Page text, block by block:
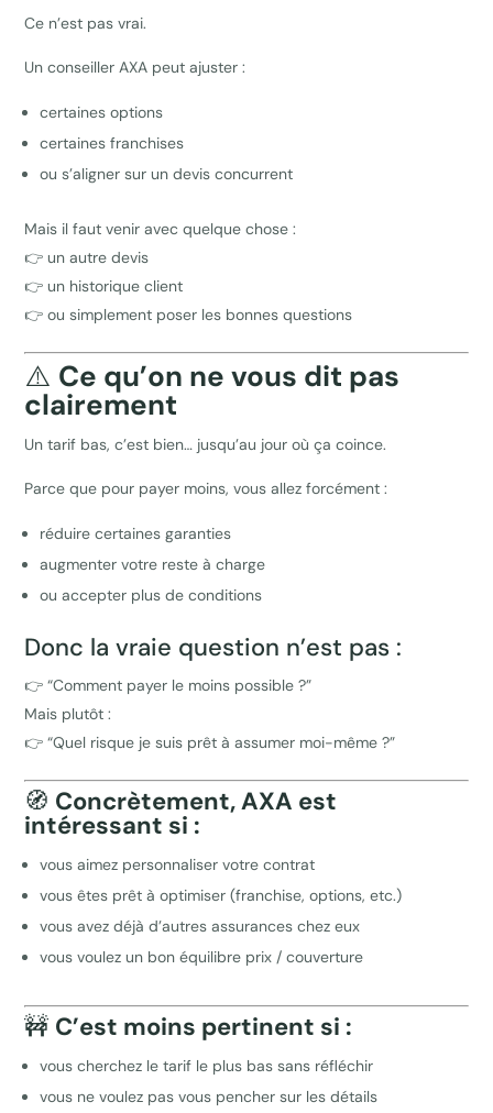
Ce n’est pas vrai.
Un conseiller AXA peut ajuster :
certaines options
certaines franchises
ou s’aligner sur un devis concurrent
Mais il faut venir avec quelque chose :
👉 un autre devis
👉 un historique client
👉 ou simplement poser les bonnes questions
⚠️ Ce qu’on ne vous dit pas
clairement
Un tarif bas, c’est bien… jusqu’au jour où ça coince.
Parce que pour payer moins, vous allez forcément :
réduire certaines garanties
augmenter votre reste à charge
ou accepter plus de conditions
Donc la vraie question n’est pas :
👉 “Comment payer le moins possible ?”
Mais plutôt :
👉 “Quel risque je suis prêt à assumer moi-même ?”
🧭 Concrètement, AXA est
intéressant si :
vous aimez personnaliser votre contrat
vous êtes prêt à optimiser (franchise, options, etc.)
vous avez déjà d’autres assurances chez eux
vous voulez un bon équilibre prix / couverture
🚧 C’est moins pertinent si :
vous cherchez le tarif le plus bas sans réfléchir
vous ne voulez pas vous pencher sur les détails